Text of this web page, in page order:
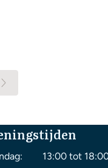
13:00 tot